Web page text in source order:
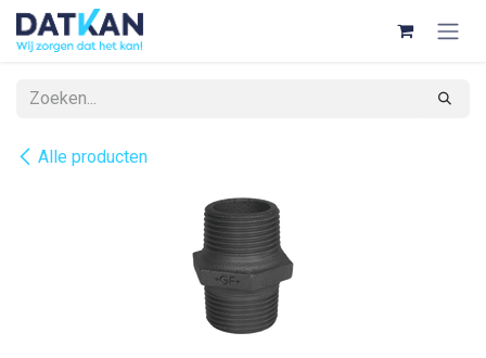
Overslaan naar inhoud
Alle producten